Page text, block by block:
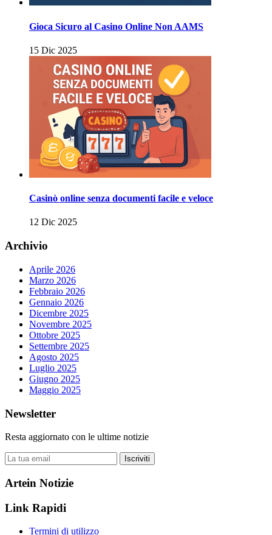
Gioca Sicuro al Casino Online Non AAMS
15 Dic 2025
Casinò online senza documenti facile e veloce
12 Dic 2025
Archivio
Aprile 2026
Marzo 2026
Febbraio 2026
Gennaio 2026
Dicembre 2025
Novembre 2025
Ottobre 2025
Settembre 2025
Agosto 2025
Luglio 2025
Giugno 2025
Maggio 2025
Newsletter
Resta aggiornato con le ultime notizie
Iscriviti
Artein Notizie
Link Rapidi
Termini di utilizzo